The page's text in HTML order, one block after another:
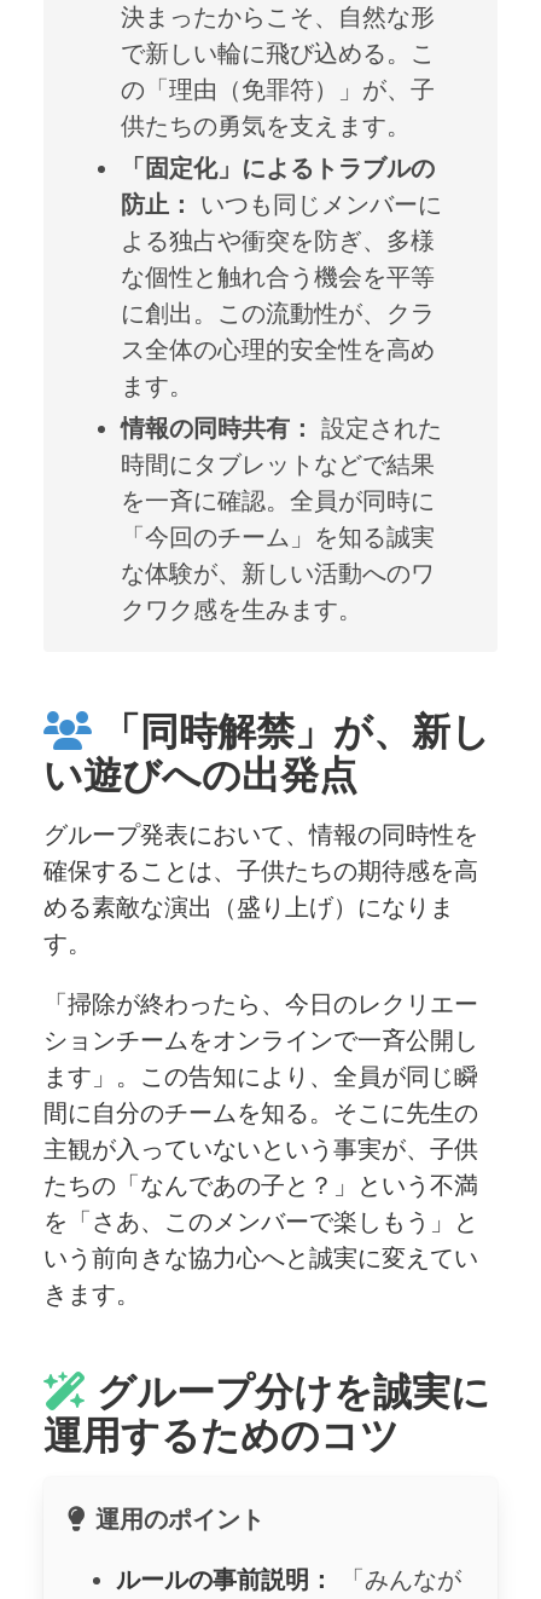
決まったからこそ、自然な形
で新しい輪に飛び込める。こ
の「理由（免罪符）」が、子
供たちの勇気を支えます。
「固定化」によるトラブルの
防止：
いつも同じメンバーに
よる独占や衝突を防ぎ、多様
な個性と触れ合う機会を平等
に創出。この流動性が、クラ
ス全体の心理的安全性を高め
ます。
情報の同時共有： 設定された
時間にタブレットなどで結果
を一斉に確認。全員が同時に
「今回のチーム」を知る誠実
な体験が、新しい活動へのワ
クワク感を生みます。
「同時解禁」が、新し
い遊びへの出発点
グループ発表において、情報の同時性を
確保することは、子供たちの期待感を高
める素敵な演出（盛り上げ）になりま
す。
「掃除が終わったら、今日のレクリエー
ションチームをオンラインで一斉公開し
ます」。この告知により、全員が同じ瞬
間に自分のチームを知る。そこに先生の
主観が入っていないという事実が、子供
たちの「なんであの子と？」という不満
を「さあ、このメンバーで楽しもう」と
いう前向きな協力心へと誠実に変えてい
きます。
グループ分けを誠実に
運用するためのコツ
運用のポイント
ルールの事前説明： 「みんなが